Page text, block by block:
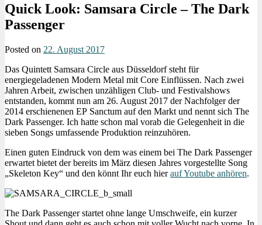
Quick Look: Samsara Circle – The Dark
Passenger
Posted on 22. August 2017
Das Quintett Samsara Circle aus Düsseldorf steht für
energiegeladenen Modern Metal mit Core Einflüssen. Nach zwei
Jahren Arbeit, zwischen unzähligen Club- und Festivalshows
entstanden, kommt nun am 26. August 2017 der Nachfolger der
2014 erschienenen EP Sanctum auf den Markt und nennt sich The
Dark Passenger. Ich hatte schon mal vorab die Gelegenheit in die
sieben Songs umfassende Produktion reinzuhören.
Einen guten Eindruck von dem was einem bei The Dark Passenger
erwartet bietet der bereits im März diesen Jahres vorgestellte Song
„Skeleton Key“ und den könnt Ihr euch hierauf Youtube anhören.
The Dark Passenger startet ohne lange Umschweife, ein kurzer